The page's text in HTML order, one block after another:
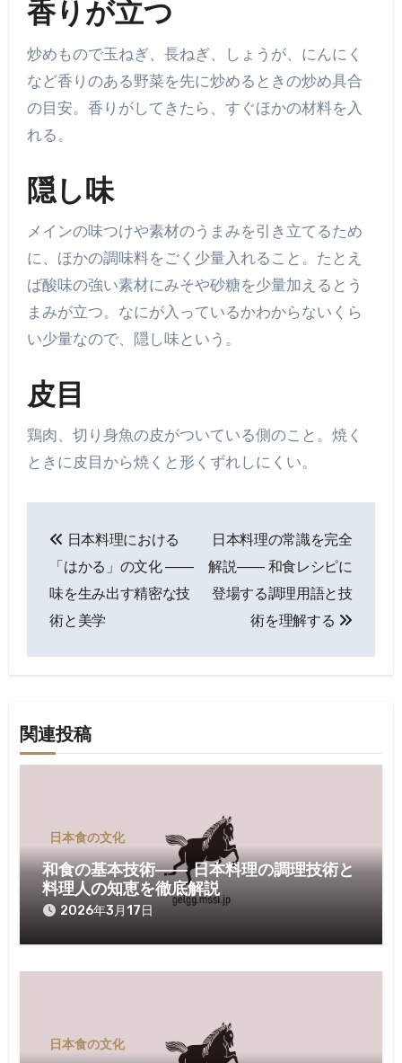
香りが立つ
炒めもので玉ねぎ、長ねぎ、しょうが、にんにく
など香りのある野菜を先に炒めるときの炒め具合
の目安。香りがしてきたら、すぐほかの材料を入
れる。
隠し味
メインの味つけや素材のうまみを引き立てるため
に、ほかの調味料をごく少量入れること。たとえ
ば酸味の強い素材にみそや砂糖を少量加えるとう
まみが立つ。なにが入っているかわからないくら
い少量なので、隠し味という。
皮目
鶏肉、切り身魚の皮がついている側のこと。焼く
ときに皮目から焼くと形くずれしにくい。
ナ
ビ
シ
日本料理における
「はかる」の文化 ――
味を生み出す精密な技
術と美学
日本料理の常識を完全
解説―― 和食レシピに
登場する調理用語と技
術を理解する
関連投稿
日本食の文化
和食の基本技術―― 日本料理の調理技術と
料理人の知恵を徹底解説
2026年3月17日
日本食の文化